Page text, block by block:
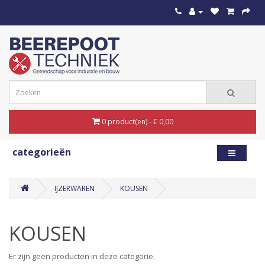
0 product(en) - € 0,00
categorieën
IJZERWAREN KOUSEN
KOUSEN
Er zijn geen producten in deze categorie.